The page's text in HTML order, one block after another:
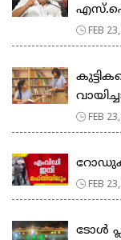
FEB
FEB
FEB
ടോള്‍